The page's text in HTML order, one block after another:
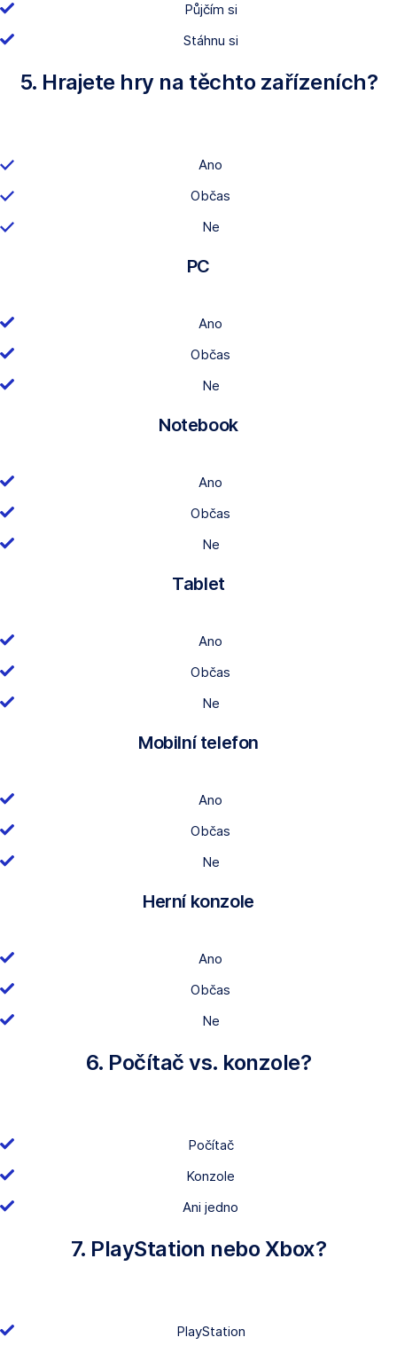
Půjčím si
Stáhnu si
5. Hrajete hry na těchto zařízeních?
Ano
Občas
Ne
PC
Ano
Občas
Ne
Notebook
Ano
Občas
Ne
Tablet
Ano
Občas
Ne
Mobilní telefon
Ano
Občas
Ne
Herní konzole
Ano
Občas
Ne
6. Počítač vs. konzole?
Počítač
Konzole
Ani jedno
7. PlayStation nebo Xbox?
PlayStation